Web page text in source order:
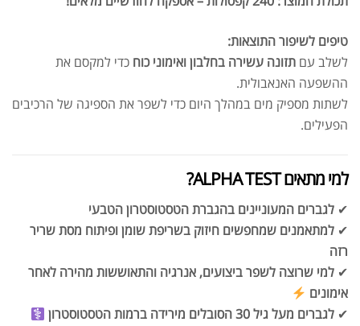
טיפים לשיפור התוצאות:
לשלב עם תזונה עשירה בחלבון ואימוני כוח כדי למקסם את
ההשפעה האנאבולית.
לשתות מספיק מים במהלך היום כדי לשפר את הספיגה של הרכיבים
הפעילים.
למי מתאים ALPHA TEST?
✔ לגברים המעוניינים בהגברת הטסטוסטרון הטבעי
✔ למתאמנים שמחפשים חיזוק בשריפת שומן ופיתוח מסת שריר
רזה
✔ למי שרוצה לשפר ביצועים, אנרגיה והתאוששות מהירה לאחר
אימונים
✔ לגברים מעל גיל 30 הסובלים מירידה ברמות הטסטוסטרון